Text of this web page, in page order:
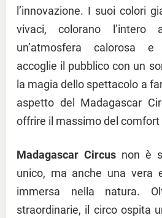
l’innovazione. I suoi colori
vivaci, colorano l’intero
un’atmosfera calorosa
accoglie il pubblico con un
la magia dello spettacolo a
aspetto del Madagascar
offrire il massimo del
Madagascar Circus non è
unico, ma anche una vera
immersa nella natura.
straordinarie, il circo ospita